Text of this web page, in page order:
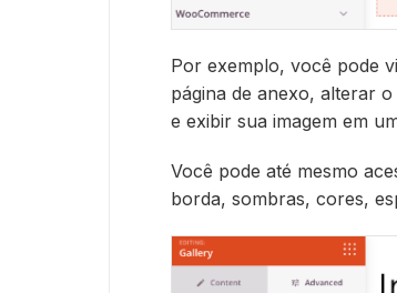
Por exemplo, você pode
página de anexo, alterar
e exibir sua imagem em
Você pode até mesmo
borda, sombras, cores,